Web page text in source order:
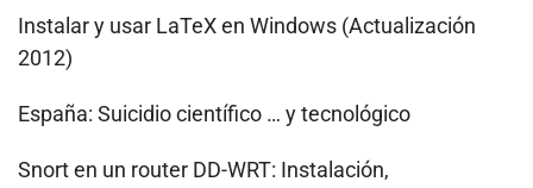
Instalar y usar LaTeX en Windows (Actualización
2012)
España: Suicidio científico … y tecnológico
Snort en un router DD-WRT: Instalación,